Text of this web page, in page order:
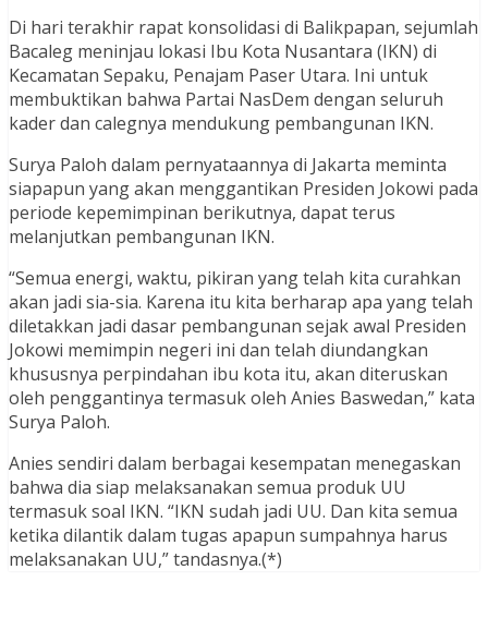
Di hari terakhir rapat konsolidasi di Balikpapan, sejumlah
Bacaleg meninjau lokasi Ibu Kota Nusantara (IKN) di
Kecamatan Sepaku, Penajam Paser Utara. Ini untuk
membuktikan bahwa Partai NasDem dengan seluruh
kader dan calegnya mendukung pembangunan IKN.
Surya Paloh dalam pernyataannya di Jakarta meminta
siapapun yang akan menggantikan Presiden Jokowi pada
periode kepemimpinan berikutnya, dapat terus
melanjutkan pembangunan IKN.
“Semua energi, waktu, pikiran yang telah kita curahkan
akan jadi sia-sia. Karena itu kita berharap apa yang telah
diletakkan jadi dasar pembangunan sejak awal Presiden
Jokowi memimpin negeri ini dan telah diundangkan
khususnya perpindahan ibu kota itu, akan diteruskan
oleh penggantinya termasuk oleh Anies Baswedan,” kata
Surya Paloh.
Anies sendiri dalam berbagai kesempatan menegaskan
bahwa dia siap melaksanakan semua produk UU
termasuk soal IKN. “IKN sudah jadi UU. Dan kita semua
ketika dilantik dalam tugas apapun sumpahnya harus
melaksanakan UU,” tandasnya.(*)